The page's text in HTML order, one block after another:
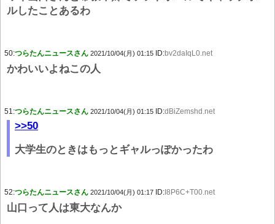
ルしたことあるわ
50:つらたんニュースさん 2021/10/04(月) 01:15 ID:bv2daIqL0.net
かわいいよねこの人
51:つらたんニュースさん 2021/10/04(月) 01:15 ID:dBiZemshd.net
>>50
大学生のときはもっとギャルっぽかったわ
52:つらたんニュースさん 2021/10/04(月) 01:17 ID: I8P6C+T00.net
山口って人は東大なんか